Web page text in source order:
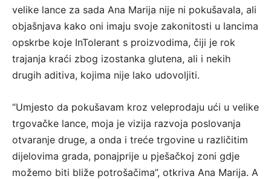
velike lance za sada Ana Marija nije ni pokušavala, ali
objašnjava kako oni imaju svoje zakonitosti u lancima
opskrbe koje InTolerant s proizvodima, čiji je rok
trajanja kraći zbog izostanka glutena, ali i nekih
drugih aditiva, kojima nije lako udovoljiti.
“Umjesto da pokušavam kroz veleprodaju ući u velike
trgovačke lance, moja je vizija razvoja poslovanja
otvaranje druge, a onda i treće trgovine u različitim
dijelovima grada, ponajprije u pješačkoj zoni gdje
možemo biti bliže potrošačima”, otkriva Ana Marija. A